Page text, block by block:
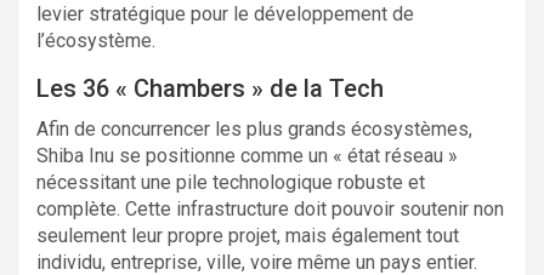
levier stratégique pour le développement de
l’écosystème.
Les 36 « Chambers » de la Tech
Afin de concurrencer les plus grands écosystèmes,
Shiba Inu se positionne comme un « état réseau »
nécessitant une pile technologique robuste et
complète. Cette infrastructure doit pouvoir soutenir non
seulement leur propre projet, mais également tout
individu, entreprise, ville, voire même un pays entier.